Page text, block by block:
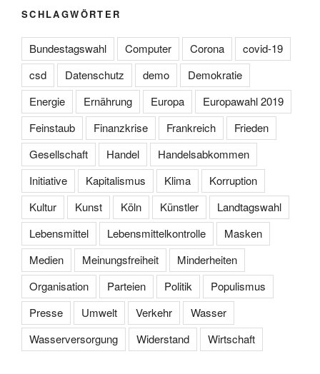
SCHLAGWÖRTER
Bundestagswahl Computer Corona
covid-19
csd
Datenschutz demo
Demokratie
Energie
Ernährung Europa
Europawahl 2019
Feinstaub
Finanzkrise Frankreich
Frieden
Gesellschaft
Handel
Handelsabkommen
Initiative
Kapitalismus Klima
Korruption
Kultur
Kunst Köln Künstler
Landtagswahl
Lebensmittel
Lebensmittelkontrolle
Masken
Medien
Meinungsfreiheit
Minderheiten
Organisation
Parteien Politik
Populismus
Presse
Umwelt Verkehr
Wasser
Wasserversorgung
Widerstand Wirtschaft